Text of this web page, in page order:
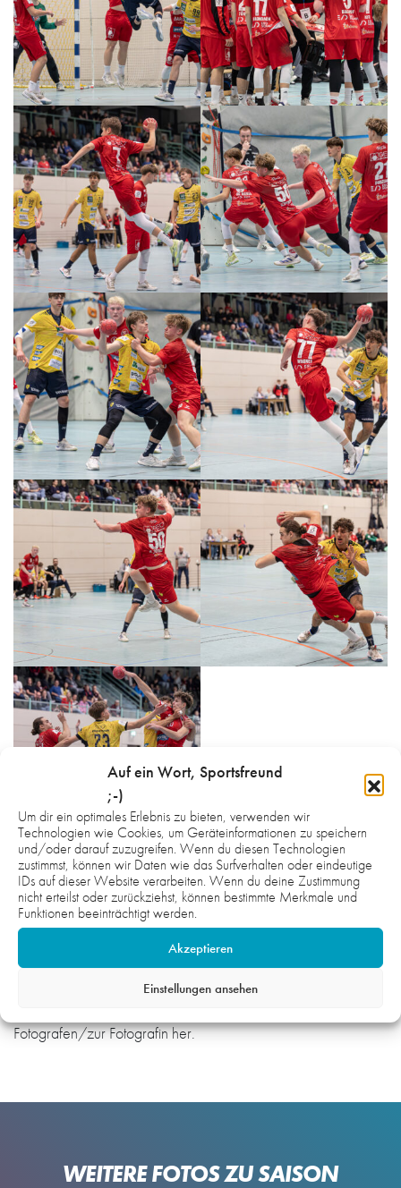
Auf ein Wort, Sportsfreund
;-)
Um dir ein optimales Erlebnis zu bieten, verwenden wir
Technologien wie Cookies, um Geräteinformationen zu speichern
und/oder darauf zuzugreifen. Wenn du diesen Technologien
zustimmst, können wir Daten wie das Surfverhalten oder eindeutige
IDs auf dieser Website verarbeiten. Wenn du deine Zustimmung
nicht erteilst oder zurückziehst, können bestimmte Merkmale und
Funktionen beeinträchtigt werden.
Akzeptieren
Einstellungen ansehen
Hinweis:
Die Fotos auf der gesamten Webseite sind urheberrechtlich
geschützt und nicht zur honorarfreien Übernahme
freigegeben. Wenn Sie Interesse und Bedarf an Fotomaterial
haben, setzen Sie sich gerne mit uns in Verbindung. Wir
Fotografen/zur Fotografin her.
WEITERE FOTOS ZU SAISON